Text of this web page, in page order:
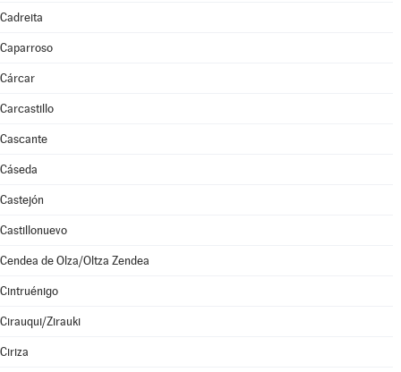
Cadreita
Caparroso
Cárcar
Carcastillo
Cascante
Cáseda
Castejón
Castillonuevo
Cendea de Olza/Oltza Zendea
Cintruénigo
Cirauqui/Zirauki
Ciriza